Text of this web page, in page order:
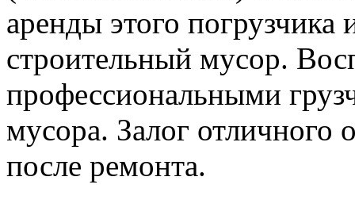
аренды этого
строительный мусор.
профессиональными
мусора. Залог отличного
после ремонта.